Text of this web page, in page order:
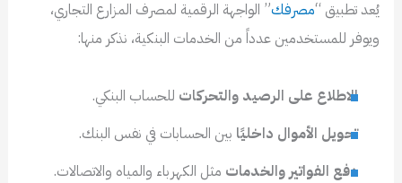
يُعد تطبيق “مصرفك” الواجهة الرقمية لمصرف المزارع التجاري،
ويوفر للمستخدمين عدداً من الخدمات البنكية، نذكر منها:
الاطلاع على الرصيد والتحركات للحساب البنكي.
تحويل الأموال داخليًا بين الحسابات في نفس البنك.
دفع الفواتير والخدمات مثل الكهرباء والمياه والاتصالات.